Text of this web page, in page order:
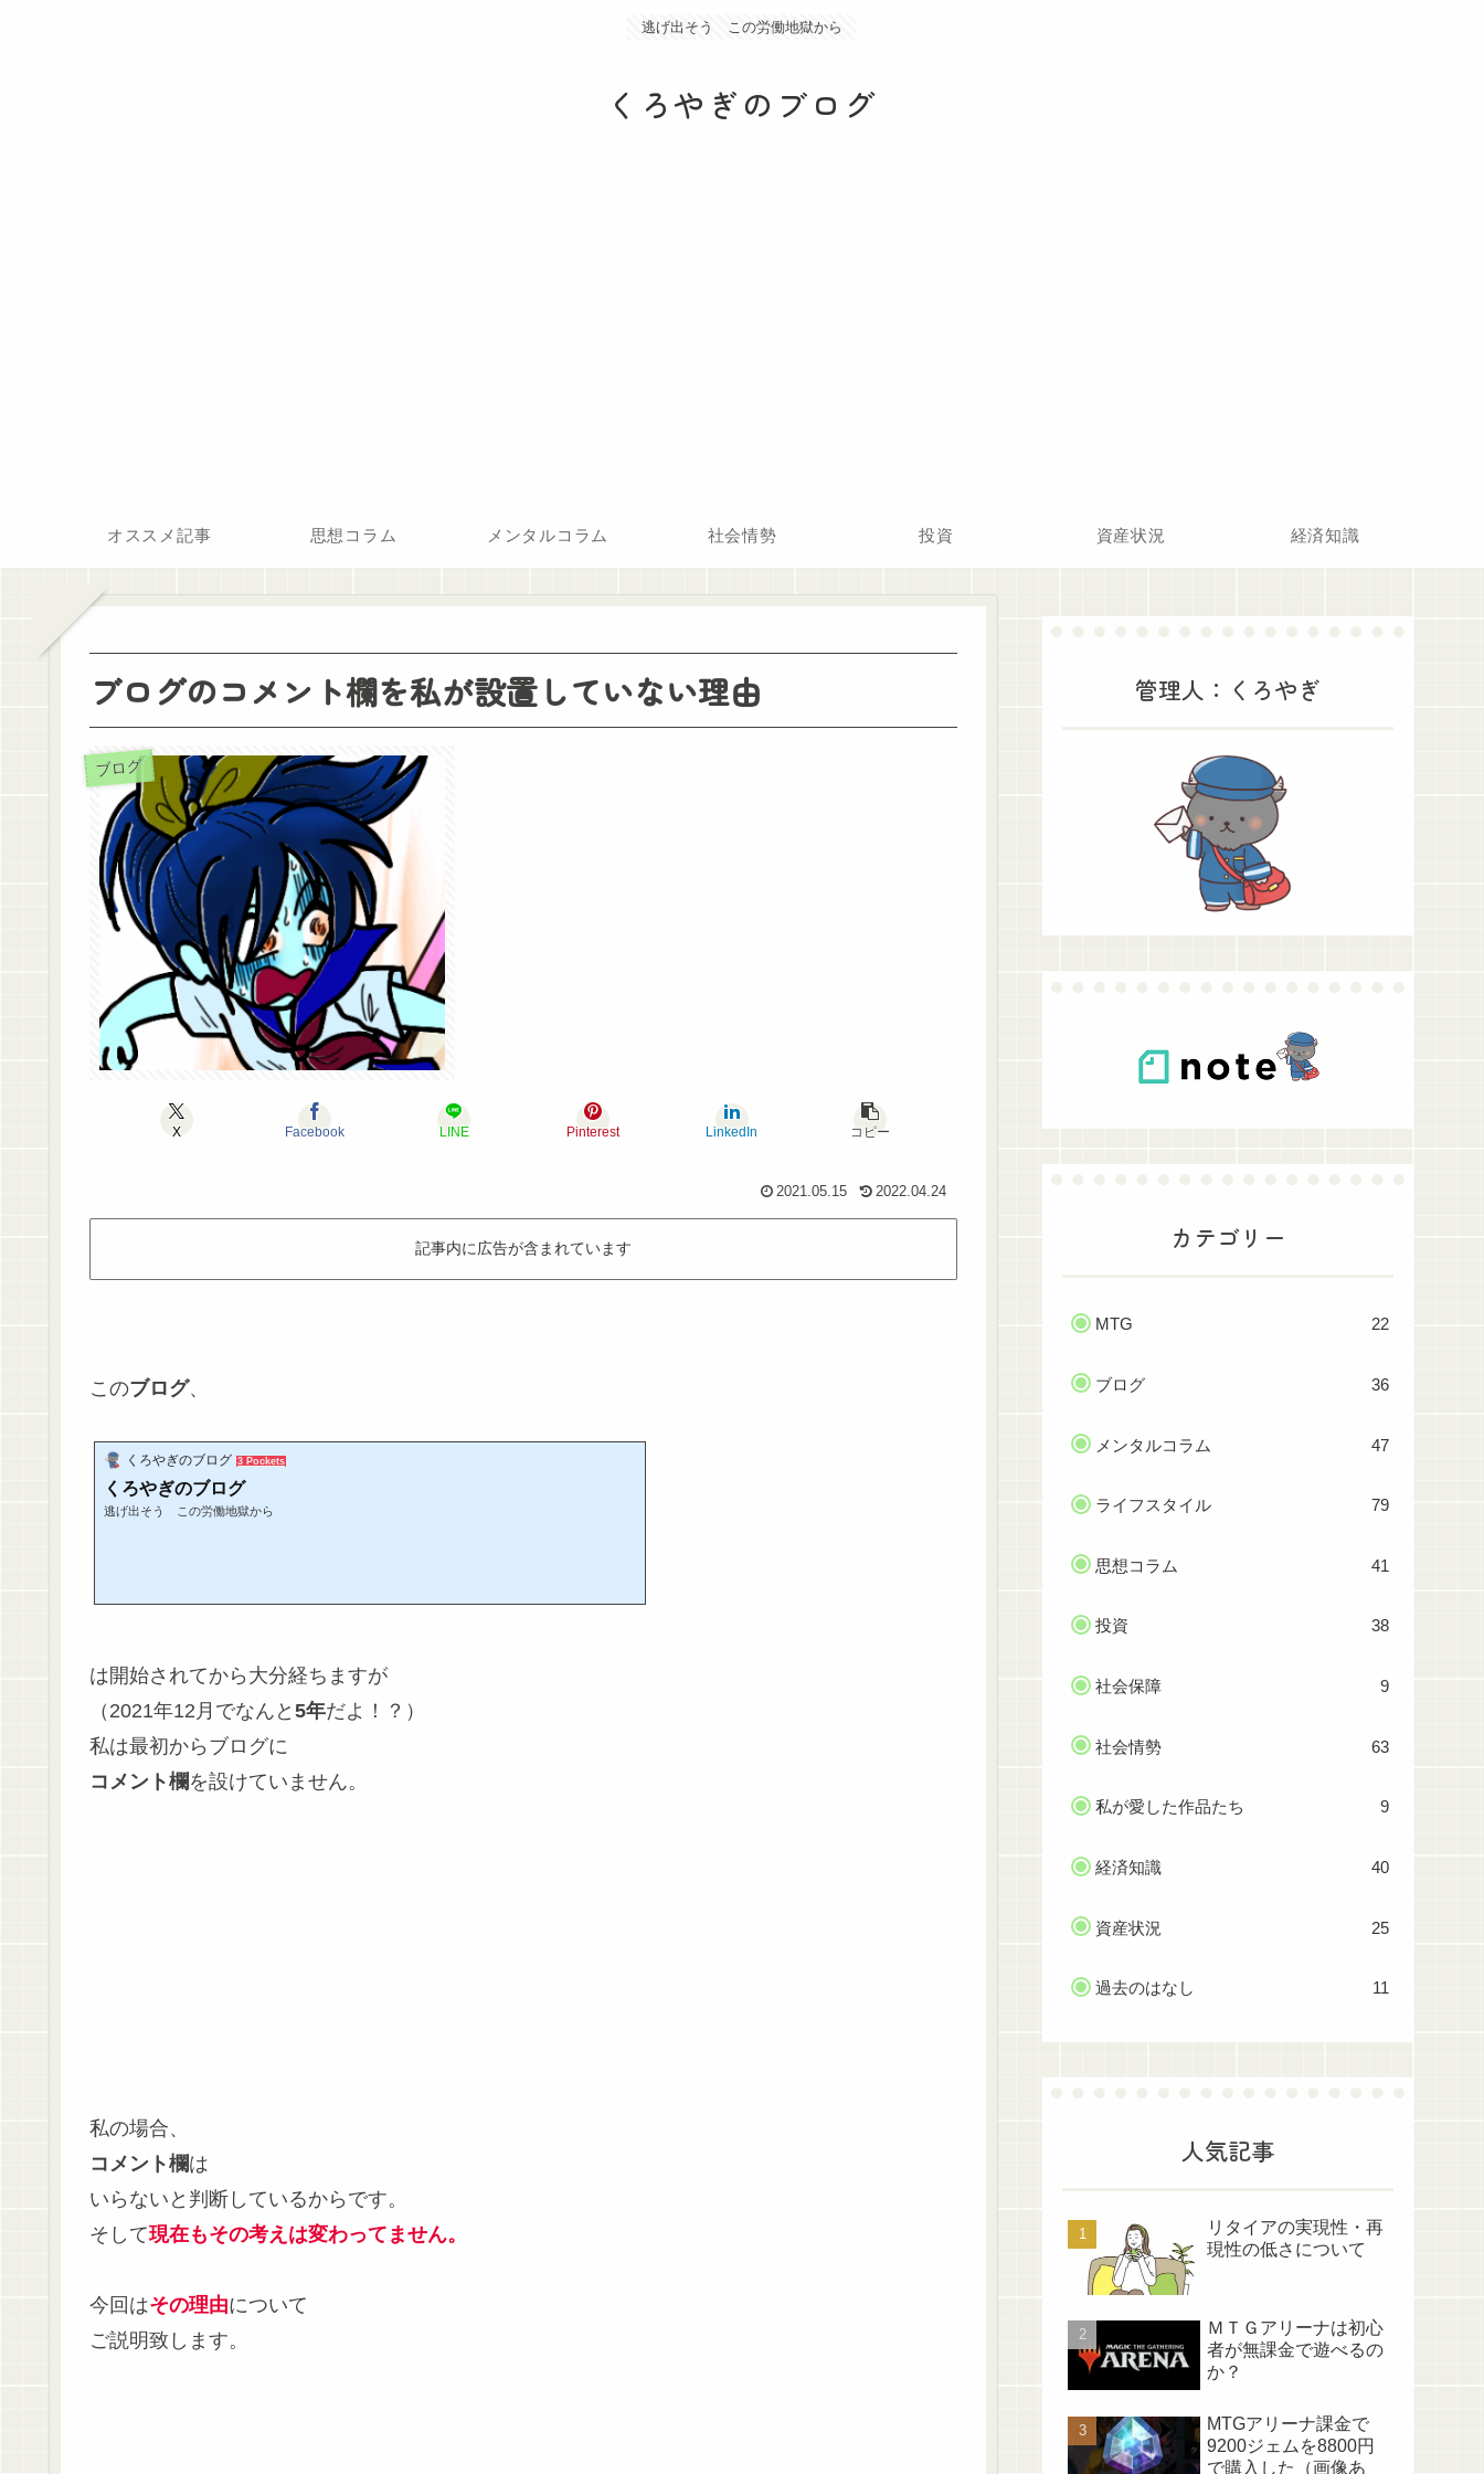
逃げ出そう この労働地獄から
くろやぎのブログ
オススメ記事 思想コラム メンタルコラム 社会情勢 投資 資産状況 経済知識
ブログのコメント欄を私が設置していない理由
ブログ
X Facebook LINE Pinterest LinkedIn コピー
2021.05.15 2022.04.24
記事内に広告が含まれています
このブログ、
くろやぎのブログ 3 Pockets
くろやぎのブログ
逃げ出そう この労働地獄から
は開始されてから大分経ちますが
（2021年12月でなんと 5年だよ！？）
私は最初からブログに
コメント欄を設けていません。
私の場合、
コメント欄は
いらないと判断しているからです。
そして現在もその考えは変わってません。
今回はその理由について
ご説明致します。
管理人：くろやぎ
カテゴリー
MTG 22
ブログ 36
メンタルコラム 47
ライフスタイル 79
思想コラム 41
投資 38
社会保障 9
社会情勢 63
私が愛した作品たち 9
経済知識 40
資産状況 25
過去のはなし 11
人気記事
リタイアの実現性・再
現性の低さについて
ＭＴＧアリーナは初心
者が無課金で遊べるの
か？
MTGアリーナ課金で
9200ジェムを8800円
で購入した（画像あ